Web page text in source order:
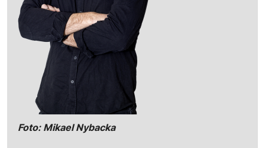
Foto: Mikael Nybacka